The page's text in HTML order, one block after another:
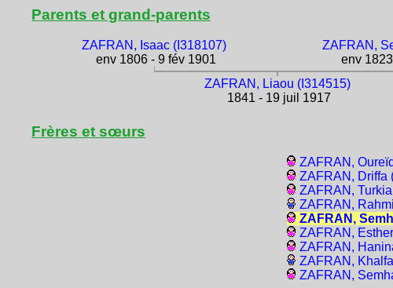
Parents et grand-parents
ZAFRAN, Isaac (I318107)
env 1806 - 9 fév 1901
ZAFRAN,
env
ZAFRAN, Liaou (I314515)
1841 - 19 juil 1917
Frères et sœurs
ZAFRAN,
ZAFRAN, Driffa
ZAFRAN,
ZAFRAN,
ZAFRAN,
ZAFRAN,
ZAFRAN,
ZAFRAN,
ZAFRAN,